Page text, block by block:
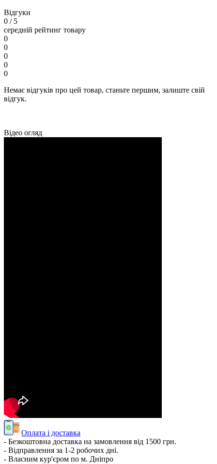
Відгуки
0 / 5
середній рейтинг товару
0
0
0
0
0
Немає відгуків про цей товар, станьте першим, залиште свій
відгук.
Відео огляд
Оплата і доставка
- Безкоштовна доставка на замовлення від 1500 грн.
- Відправлення за 1-2 робочих дні.
- Власним кур'єром по м. Дніпро